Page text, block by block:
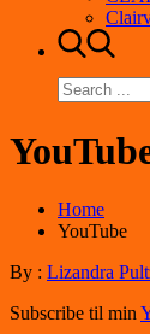
Search
for:
Home
YouTube
By : Lizandra
Subscribe til min